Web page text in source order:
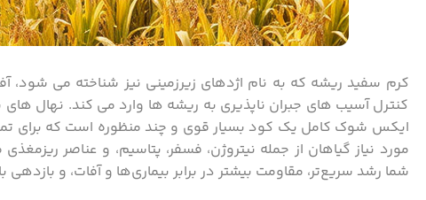
کرم سفید ریشه که به نام اژدهای زیرزمینی نیز شناخته می
ایکس شوک کامل یک کود بسیار قوی و چند منظوره است که برای
مورد نیاز گیاهان از جمله نیتروژن، فسفر، پتاسیم، و عناصر
شما رشد سریع‌تر، مقاومت بیشتر در برابر بیماری‌ها و آفات، و بازدهی